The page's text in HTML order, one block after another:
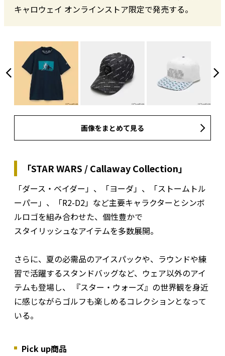
キャロウェイ オンラインストア限定で発売する。
画像をまとめて見る
「STAR WARS / Callaway Collection」
「ダース・ベイダー」、「ヨーダ」、「ストームトル
ーパー」、「R2-D2」など主要キャラクターとシンボ
ルロゴを組み合わせた、個性豊かで
スタイリッシュなアイテムを多数展開。
さらに、夏の必需品のアイスパックや、ラウンドや練
習で活躍するスタンドバッグなど、ウェア以外のアイ
テムも登場し、 『スター・ウォーズ』の世界観を身近
に感じながらゴルフも楽しめるコレクションとなって
いる。
Pick up商品